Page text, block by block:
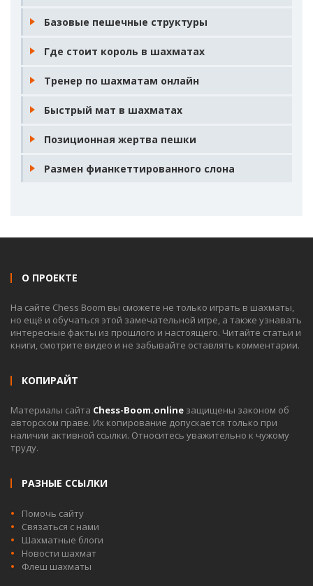
Базовые пешечные структуры
Где стоит король в шахматах
Тренер по шахматам онлайн
Быстрый мат в шахматах
Позиционная жертва пешки
Размен фианкеттированного слона
О ПРОЕКТЕ
На сайте Chess Boom вы сможете не только играть в шахматы,
но ещё и обучаться этой замечательной игре, а также узнавать
интересные факты из прошлого и настоящего. Читайте статьи и
книги, смотрите видео и не забывайте оставлять комментарии.
КОПИРАЙТ
Материалы сайта Chess-Boom.online защищены законом об
авторском праве. Их копирование допускается только при
наличии активной ссылки. Относитесь уважительно к чужому
труду.
РАЗНЫЕ ССЫЛКИ
Помочь сайту
Связаться с нами
Шахматные блоги
Новости шахмат
Флеш шахматы